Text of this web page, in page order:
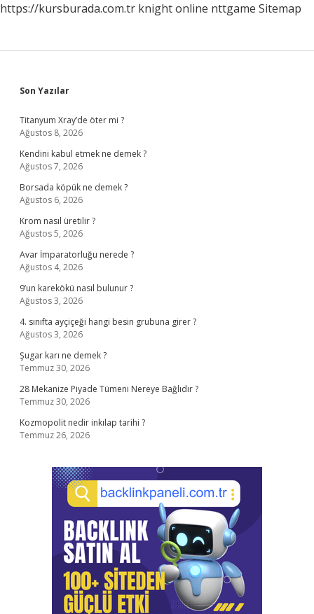
https://kursburada.com.tr knight online nttgame Sitemap
Sidebar
Son Yazılar
Titanyum Xray’de öter mi ?
Ağustos 8, 2026
Kendini kabul etmek ne demek ?
Ağustos 7, 2026
Borsada köpük ne demek ?
Ağustos 6, 2026
Krom nasıl üretilir ?
Ağustos 5, 2026
Avar İmparatorluğu nerede ?
Ağustos 4, 2026
9’un karekökü nasıl bulunur ?
Ağustos 3, 2026
4. sınıfta ayçiçeği hangi besin grubuna girer ?
Ağustos 3, 2026
Şugar karı ne demek ?
Temmuz 30, 2026
28 Mekanize Piyade Tümeni Nereye Bağlıdır ?
Temmuz 30, 2026
Kozmopolit nedir inkılap tarihi ?
Temmuz 26, 2026